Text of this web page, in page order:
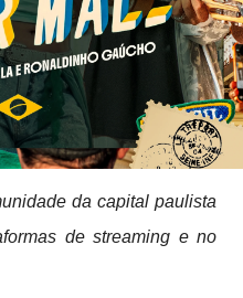
da capital paulista
de streaming e no